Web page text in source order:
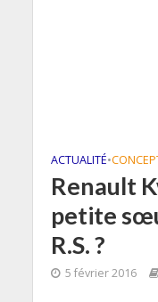
ACTUALITÉ•
Renault
petite
R.S. ?
5 février 2016